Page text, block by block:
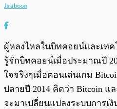
Jiraboon
ผู้หลงไหลในบิทคอยน์และเทค
รู้จักบิทคอยน์เมื่อประมาณปี
ใจจริงๆเมื่อตอนเล่นเกม
ปลายปี 2014 คิดว่า Bitcoin แ
จะมาเปลี่ยนแปลงระบบการเ